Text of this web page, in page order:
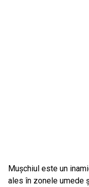
Mușchiul este un
ales în zonele umede